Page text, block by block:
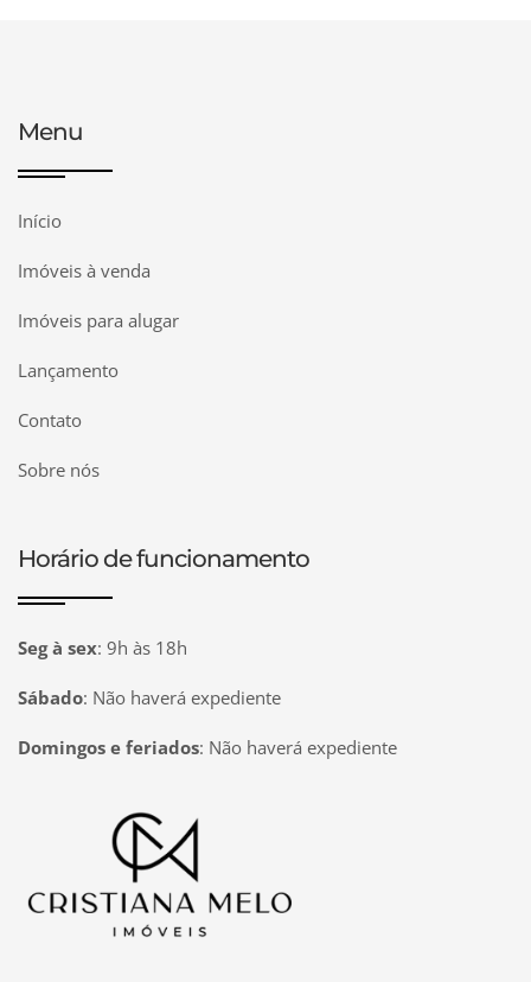
Menu
Início
Imóveis à venda
Imóveis para alugar
Lançamento
Contato
Sobre nós
Horário de funcionamento
Seg à sex: 9h às 18h
Sábado: Não haverá expediente
Domingos e feriados: Não haverá expediente
Página inicial